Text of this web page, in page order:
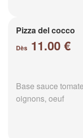
Pizza del cocco
Dès 11.00 €
Base sauce
oignons, oeuf